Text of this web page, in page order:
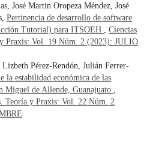
José Martin Oropeza Méndez, José
Pertinencia de desarrollo de software
Tutorial) para ITSOEH
Ciencias
Praxis: Vol. 19 Núm. 2 (2023): JULIO
Pérez-Rendón, Julián Ferrer-
la estabilidad económica de las
Miguel de Allende, Guanajuato
Teoría y Praxis: Vol. 22 Núm. 2